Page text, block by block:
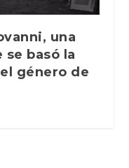
una
se basó la
género de